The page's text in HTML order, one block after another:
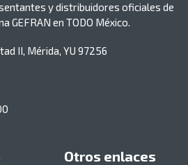
y distribuidores oficiales de
GEFRAN en TODO México.
II, Mérida, YU 97256
Otros enlaces